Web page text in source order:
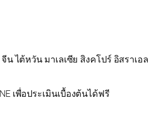
ไต้หวัน มาเลเซีย สิงคโปร์ อิสราเ
เพื่อประเมินเบื้องต้นได้ฟรี